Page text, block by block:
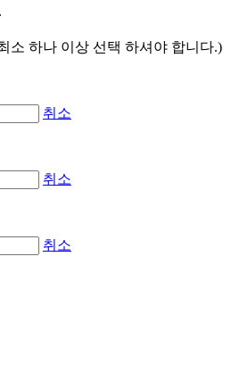
소 하나 이상 선택 하셔야 합니다.)
취소
취소
취소